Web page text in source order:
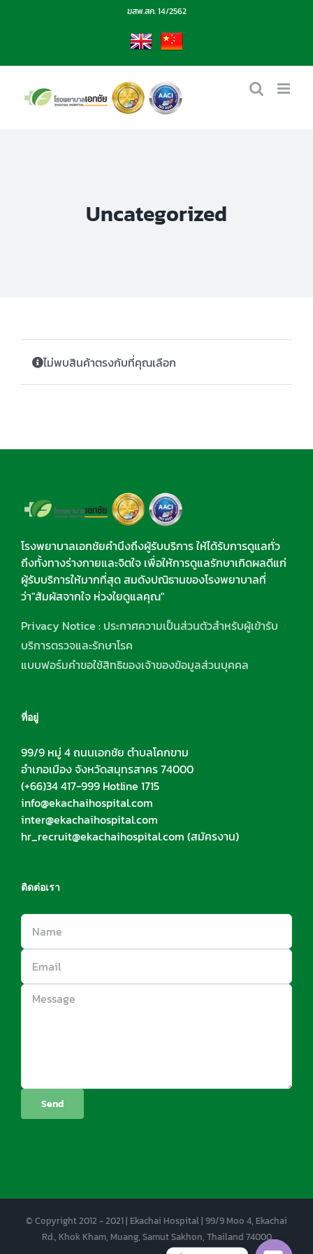
ฆสพ.สค. 14/2562
EN CN
Uncategorized
ไม่พบสินค้าตรงกับที่คุณเลือก
โรงพยาบาลเอกชัยคำนึงถึงผู้รับบริการ ให้ได้รับการดูแลทั่ว
ถึงทั้งทางร่างกายและจิตใจ เพื่อให้การดูแลรักษาเกิดผลดีแก่
ผู้รับบริการให้มากที่สุด สมดังปณิธานของโรงพยาบาลที่
ว่า"สัมผัสจากใจ ห่วงใยดูแลคุณ"
Privacy Notice : ประกาศความเป็นส่วนตัวสำหรับผู้เข้ารับ
บริการตรวจและรักษาโรค
แบบฟอร์มคำขอใช้สิทธิของเจ้าของข้อมูลส่วนบุคคล
ที่อยู่
99/9 หมู่ 4 ถนนเอกชัย ตำบลโคกขาม
อำเภอเมือง จังหวัดสมุทรสาคร 74000
(+66)34 417-999 Hotline 1715
info@ekachaihospital.com
inter@ekachaihospital.com
hr_recruit@ekachaihospital.com (สมัครงาน)
ติดต่อเรา
© Copyright 2012 - 2021 | Ekachai Hospital | 99/9 Moo 4, Ekachai
Rd., Khok Kham, Muang, Samut Sakhon, Thailand 74000